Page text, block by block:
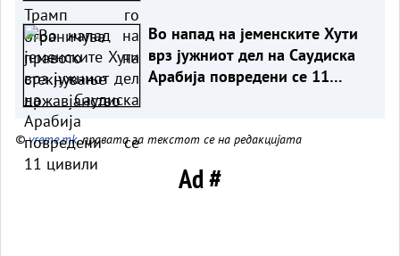
Во напад на јеменските Хути
врз јужниот дел на Саудиска
Арабија повредени се 11
©vreme.mk, правата за текстот се на редакцијата
Ad #